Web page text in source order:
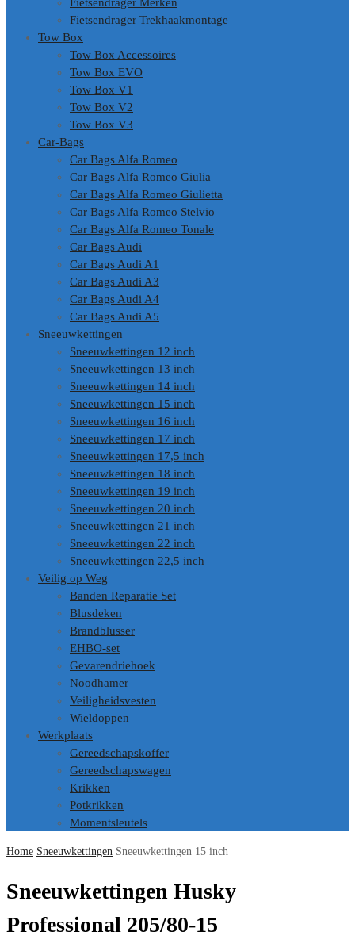
Fietsendrager Merken
Fietsendrager Trekhaakmontage
Tow Box
Tow Box Accessoires
Tow Box EVO
Tow Box V1
Tow Box V2
Tow Box V3
Car-Bags
Car Bags Alfa Romeo
Car Bags Alfa Romeo Giulia
Car Bags Alfa Romeo Giulietta
Car Bags Alfa Romeo Stelvio
Car Bags Alfa Romeo Tonale
Car Bags Audi
Car Bags Audi A1
Car Bags Audi A3
Car Bags Audi A4
Car Bags Audi A5
Sneeuwkettingen
Sneeuwkettingen 12 inch
Sneeuwkettingen 13 inch
Sneeuwkettingen 14 inch
Sneeuwkettingen 15 inch
Sneeuwkettingen 16 inch
Sneeuwkettingen 17 inch
Sneeuwkettingen 17,5 inch
Sneeuwkettingen 18 inch
Sneeuwkettingen 19 inch
Sneeuwkettingen 20 inch
Sneeuwkettingen 21 inch
Sneeuwkettingen 22 inch
Sneeuwkettingen 22,5 inch
Veilig op Weg
Banden Reparatie Set
Blusdeken
Brandblusser
EHBO-set
Gevarendriehoek
Noodhamer
Veiligheidsvesten
Wieldoppen
Werkplaats
Gereedschapskoffer
Gereedschapswagen
Krikken
Potkrikken
Momentsleutels
Home Sneeuwkettingen Sneeuwkettingen 15 inch
Sneeuwkettingen Husky
Professional 205/80-15